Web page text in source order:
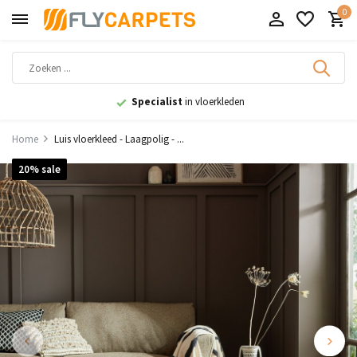
0
9,1uit 11.000+ beoordelingen
Home Luis vloerkleed - Laagpolig - ...
20% sale